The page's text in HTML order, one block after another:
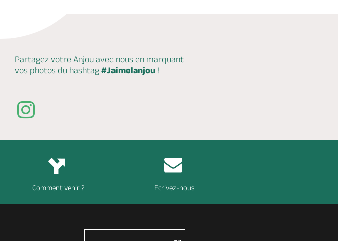
Partagez votre Anjou avec nous en marquant
vos photos du hashtag #Jaimelanjou !
Comment venir ? Ecrivez-nous